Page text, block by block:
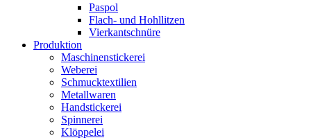
Paspol
Flach- und Hohllitzen
Vierkantschnüre
Produktion
Maschinenstickerei
Weberei
Schmucktextilien
Metallwaren
Handstickerei
Spinnerei
Klöppelei